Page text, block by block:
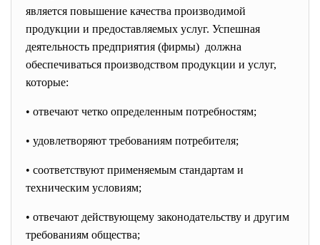
является повышение качества производимой
продукции и предоставляемых услуг. Успешная
деятельность предприятия (фирмы) должна
обеспечиваться производством продукции и услуг,
которые:
• отвечают четко определенным потребностям;
• удовлетворяют требованиям потребителя;
• соответствуют применяемым стандартам и
техническим условиям;
• отвечают действующему законодательству и другим
требованиям общества;